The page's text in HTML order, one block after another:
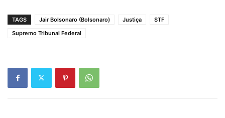
TAGS Jair Bolsonaro (Bolsonaro) Justiça
STF
Supremo Tribunal Federal